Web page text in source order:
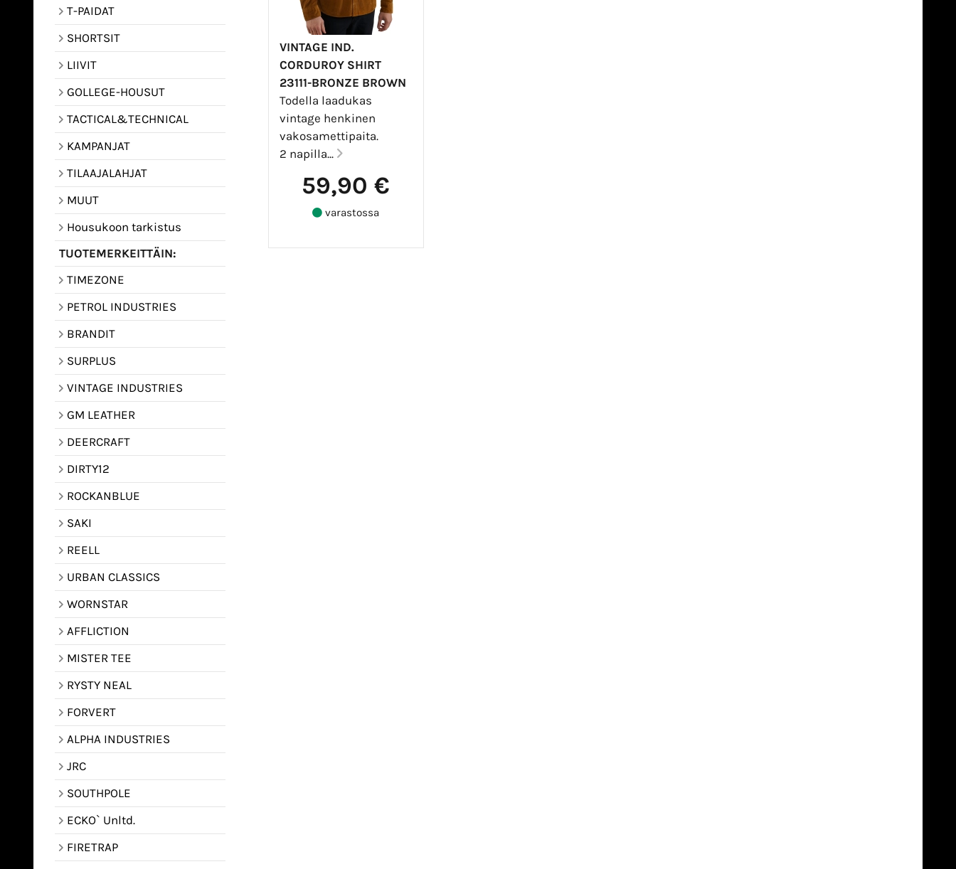
T-PAIDAT
SHORTSIT
LIIVIT
GOLLEGE-HOUSUT
TACTICAL&TECHNICAL
KAMPANJAT
TILAAJALAHJAT
MUUT
Housukoon tarkistus
TUOTEMERKEITTÄIN:
TIMEZONE
PETROL INDUSTRIES
BRANDIT
SURPLUS
VINTAGE INDUSTRIES
GM LEATHER
DEERCRAFT
DIRTY12
ROCKANBLUE
SAKI
REELL
URBAN CLASSICS
WORNSTAR
AFFLICTION
MISTER TEE
RYSTY NEAL
FORVERT
ALPHA INDUSTRIES
JRC
SOUTHPOLE
ECKO` Unltd.
FIRETRAP
VINTAGE IND.
CORDUROY SHIRT
23111-BRONZE BROWN
Todella laadukas
vintage henkinen
vakosamettipaita.
2 napilla...
59,90 €
varastossa